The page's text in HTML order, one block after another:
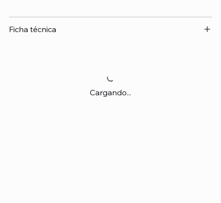
Ficha técnica
Cargando...